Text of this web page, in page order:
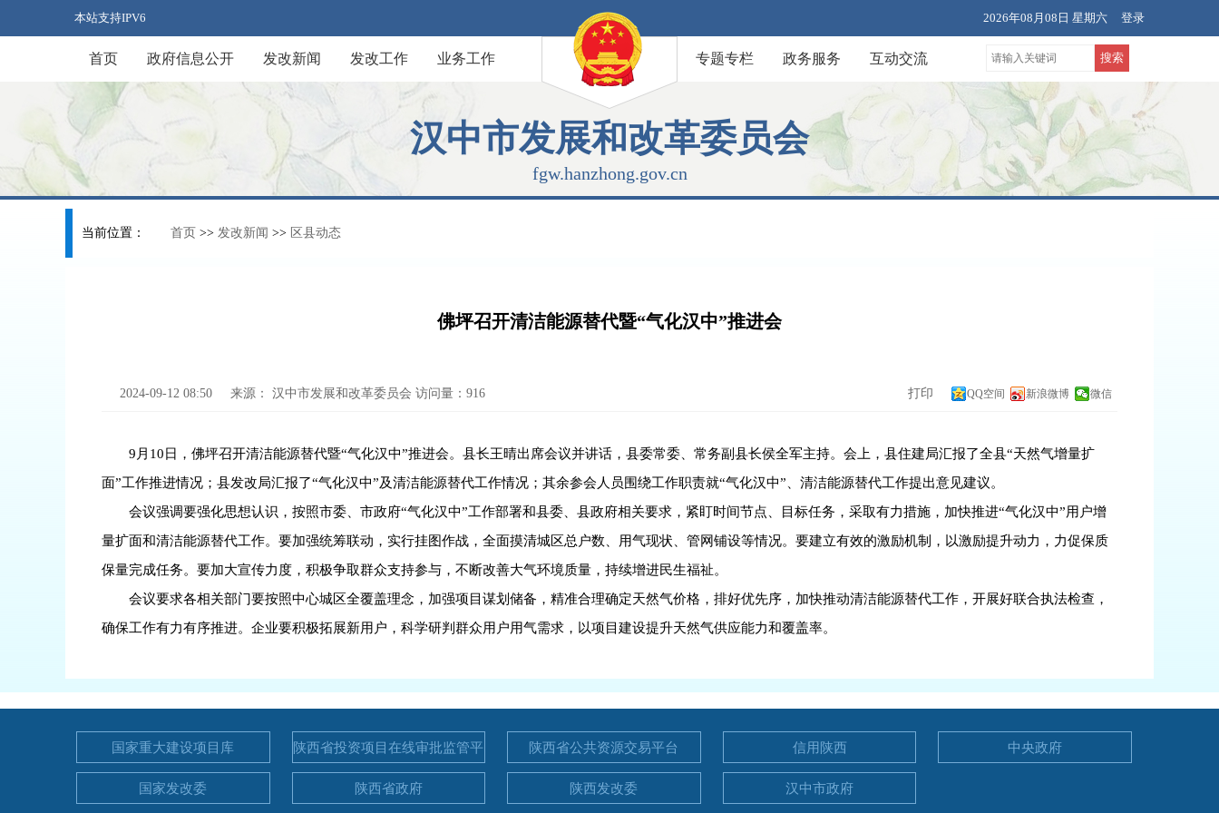
本站支持IPV6 2026年08月08日 星期六 登录
首页 政府信息公开 发改新闻 发改工作 业务工作 专题专栏 政务服务 互动交流 搜索
汉中市发展和改革委员会
fgw.hanzhong.gov.cn
当前位置： 首页 >> 发改新闻 >> 区县动态
佛坪召开清洁能源替代暨“气化汉中”推进会
2024-09-12 08:50 来源： 汉中市发展和改革委员会 访问量： 916 打印 QQ空间 新浪微博 微信
9月10日，佛坪召开清洁能源替代暨“气化汉中”推进会。县长王晴出席会议并讲话，县委常委、常务副县长侯全军主持。会上，县住建局汇报了全县“天然气增量扩
面”工作推进情况；县发改局汇报了“气化汉中”及清洁能源替代工作情况；其余参会人员围绕工作职责就“气化汉中”、清洁能源替代工作提出意见建议。
会议强调要强化思想认识，按照市委、市政府“气化汉中”工作部署和县委、县政府相关要求，紧盯时间节点、目标任务，采取有力措施，加快推进“气化汉中”用户增
量扩面和清洁能源替代工作。要加强统筹联动，实行挂图作战，全面摸清城区总户数、用气现状、管网铺设等情况。要建立有效的激励机制，以激励提升动力，力促保质
保量完成任务。要加大宣传力度，积极争取群众支持参与，不断改善大气环境质量，持续增进民生福祉。
会议要求各相关部门要按照中心城区全覆盖理念，加强项目谋划储备，精准合理确定天然气价格，排好优先序，加快推动清洁能源替代工作，开展好联合执法检查，
确保工作有力有序推进。企业要积极拓展新用户，科学研判群众用户用气需求，以项目建设提升天然气供应能力和覆盖率。
国家重大建设项目库 陕西省投资项目在线审批监管平
台
陕西省公共资源交易平台 信用陕西 中央政府
国家发改委 陕西省政府 陕西发改委 汉中市政府